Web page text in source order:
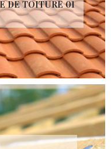
DE TOITURE 01